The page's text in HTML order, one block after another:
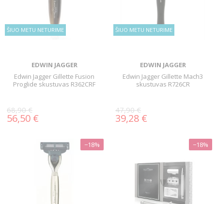
ŠIUO METU NETURIME
EDWIN JAGGER
Edwin Jagger Gillette Fusion
Proglide skustuvas R362CRF
68,90 €
56,50 €
ŠIUO METU NETURIME
EDWIN JAGGER
Edwin Jagger Gillette Mach3
skustuvas R726CR
47,90 €
39,28 €
−18% −18%